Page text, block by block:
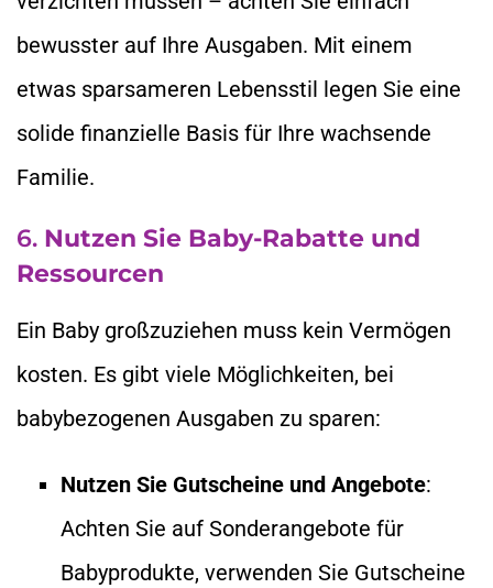
bewusster auf Ihre Ausgaben. Mit einem
etwas sparsameren Lebensstil legen Sie eine
solide finanzielle Basis für Ihre wachsende
Familie.
6. Nutzen Sie Baby-Rabatte und
Ressourcen
Ein Baby großzuziehen muss kein Vermögen
kosten. Es gibt viele Möglichkeiten, bei
babybezogenen Ausgaben zu sparen:
Nutzen Sie Gutscheine und Angebote:
Achten Sie auf Sonderangebote für
Babyprodukte, verwenden Sie Gutscheine